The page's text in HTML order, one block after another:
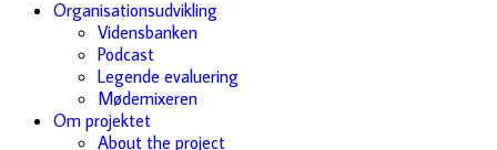
Organisationsudvikling
Vidensbanken
Podcast
Legende evaluering
Mødemixeren
Om projektet
About the project